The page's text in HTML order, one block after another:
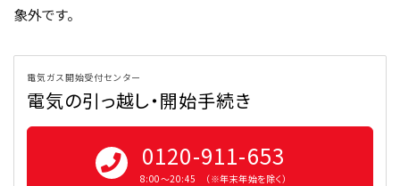
象外です。
電気ガス開始受付センター
電気の引っ越し・開始手続き
0120-911-653
8:00〜20:45 （※年末年始を除く）